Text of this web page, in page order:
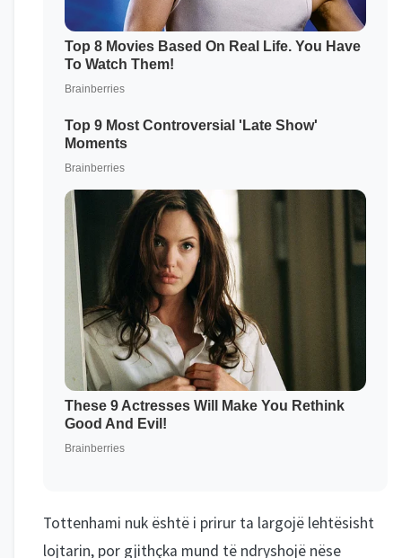
Tottenhami nuk është i prirur ta largojë lehtësisht
lojtarin, por gjithçka mund të ndryshojë nëse